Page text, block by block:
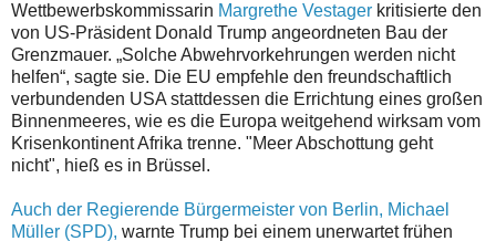
Wettbewerbskommissarin Margrethe Vestager kritisierte den
von US-Präsident Donald Trump angeordneten Bau der
Grenzmauer. „Solche Abwehrvorkehrungen werden nicht
helfen“, sagte sie. Die EU empfehle den freundschaftlich
verbundenden USA stattdessen die Errichtung eines großen
Binnenmeeres, wie es die Europa weitgehend wirksam vom
Krisenkontinent Afrika trenne. "Meer Abschottung geht
nicht", hieß es in Brüssel.
Auch der Regierende Bürgermeister von Berlin, Michael
Müller (SPD), warnte Trump bei einem unerwartet frühen